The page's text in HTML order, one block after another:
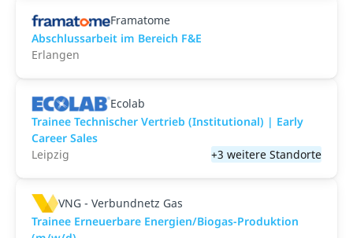
Framatome
Abschlussarbeit im Bereich F&E
Erlangen
Ecolab
Trainee Technischer Vertrieb (Institutional) | Early
Career Sales
Leipzig
+3 weitere Standorte
VNG - Verbundnetz Gas
Trainee Erneuerbare Energien/Biogas-Produktion